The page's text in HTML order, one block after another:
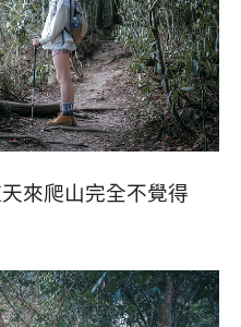
來爬山完全不覺得